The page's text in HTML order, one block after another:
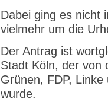
Dabei ging es nicht
vielmehr um die
Der Antrag ist
Stadt Köln, der von
Grünen, FDP,
wurde.